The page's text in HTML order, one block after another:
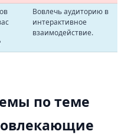
Вовлечь аудиторию в
интерактивное
взаимодействие.
по теме